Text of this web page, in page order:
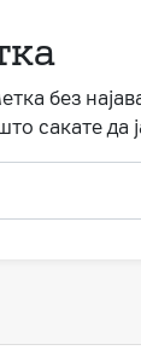
без
сакате да